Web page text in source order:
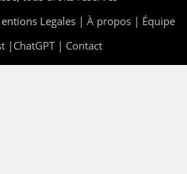
Legales | À propos | Équipe
| ChatGPT| Contact